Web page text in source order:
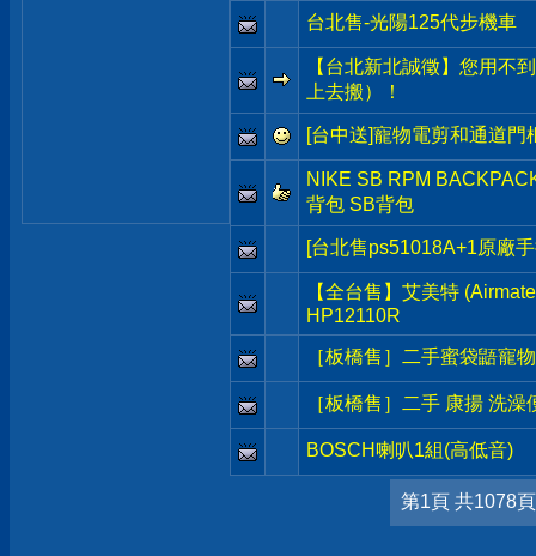
台北售-光陽125代步機車
【台北新北誠徵】您用不
上去搬）！
[台中送]寵物電剪和通道門
NIKE SB RPM
背包 SB背包
[台北售ps51018A+1原廠
【全台售】艾美特
HP12110R
［板橋售］二手蜜袋鼯寵
［板橋售］二手 康揚 洗
BOSCH喇叭1組(高低音)
第1頁 共1078頁